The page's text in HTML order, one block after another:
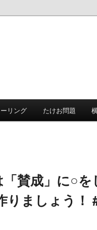
リング たけお問題
賛成」に○を
りましょう！